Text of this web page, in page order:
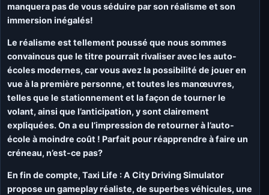
manquera pas de vous séduire par son réalisme et son
immersion inégalés!
Le réalisme est tellement poussé que nous sommes
convaincus que le titre pourrait rivaliser avec les auto-
écoles modernes, car vous avez la possibilité de jouer en
vue à la première personne, et toutes les manœuvres,
telles que le stationnement et la façon de tourner le
volant, ainsi que l’anticipation, y sont clairement
expliquées. On a eu l’impression de retourner à l’auto-
école à moindre coût ! Parfait pour réapprendre à faire un
créneau, n’est-ce pas?
En fin de compte, Taxi Life : A City Driving Simulator
propose un gameplay réaliste, de superbes véhicules, une